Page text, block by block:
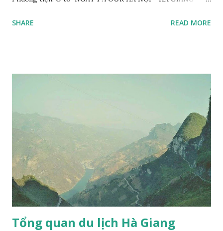
dẫn viên đón Quý khách tại điểm hẹn đưa quý khách đi dùng
Văn chiêm ngưỡng những cảnh đẹp kỳ thú của Công viên địa
chất Công viên đá Đồng Văn. 16h30: Đến bản Sủng Là tham
quan ngôi nhà Cổ của người H'mông với tường trình bằng
đất - nơi đã được sử dụng làm bối cảnh để quay bộ phim nhựa
" Chuyện của Pao " năm 2006 của đạo diễn Ngô Quang Hải
được chuyển thể từ truyện ngắn "T iếng đàn môi sau bờ rào
đá" của nhà văn Đỗ Bích Thủy đã giành được 4 giải Cán...
SHARE READ MORE
Tổng quan du lịch Hà Giang